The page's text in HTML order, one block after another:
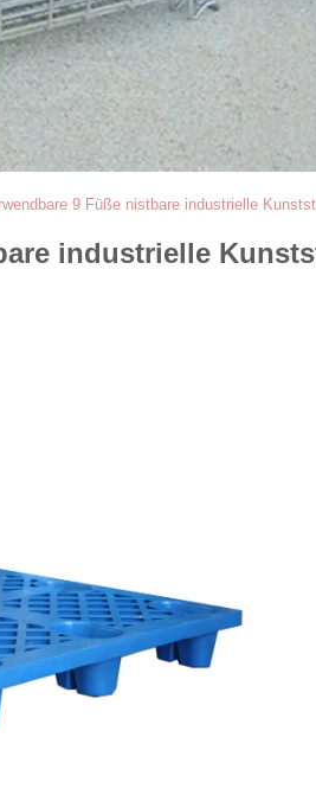
9 Füße nistbare industrielle
industrielle